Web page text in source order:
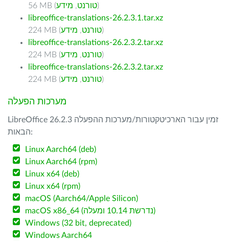
56 MB (
טורנט, מידע
)
libreoffice-translations-26.2.3.1.tar.xz
224 MB (
טורנט, מידע
)
libreoffice-translations-26.2.3.2.tar.xz
224 MB (
טורנט, מידע
)
libreoffice-translations-26.2.3.2.tar.xz
224 MB (
טורנט, מידע )
מערכות הפעלה
LibreOffice 26.2.3 זמין עבור הארכיטקטורות/מערכות ההפעלה
הבאות:
Linux Aarch64 (deb)
Linux Aarch64 (rpm)
Linux x64 (deb)
Linux x64 (rpm)
macOS (Aarch64/Apple Silicon)
macOS x86_64 (נדרשת 10.14 ומעלה)
Windows (32 bit, deprecated)
Windows Aarch64